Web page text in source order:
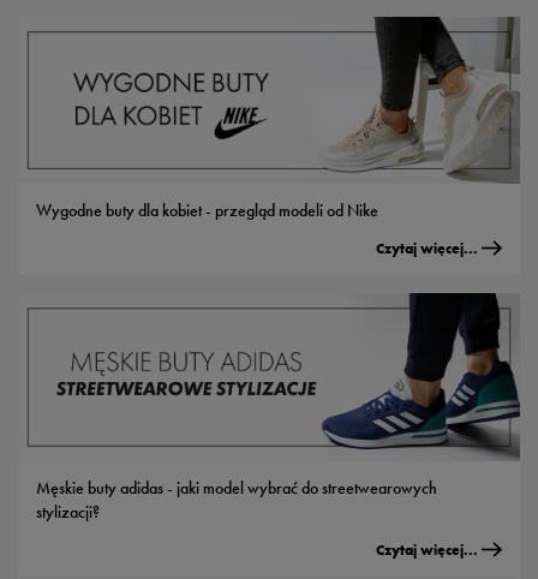
Wygodne buty dla kobiet - przegląd modeli od Nike
Czytaj więcej...
Męskie buty adidas - jaki model wybrać do streetwearowych
stylizacji?
Czytaj więcej...